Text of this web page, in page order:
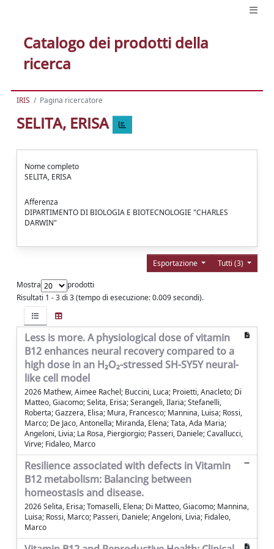
Catalogo dei prodotti della
ricerca
IRIS Pagina ricercatore
SELITA, ERISA
Nome completo
SELITA, ERISA
Afferenza
DIPARTIMENTO DI BIOLOGIA E BIOTECNOLOGIE "CHARLES
DARWIN"
Tutti (3)
Esportazione
Mostra
prodotti
Risultati 1 - 3 di 3 (tempo di esecuzione: 0.009 secondi).
Less is more. A physiological dose of vitamin
B12 enhances neural recovery compared to a
high dose in an H₂O₂-stressed SH-SY5Y neural-
like cell model
2026 Mathew, Aimee Rachel; Buccini, Luca; Proietti, Anacleto; Di
Matteo, Giacomo; Selita, Erisa; Serangeli, Ilaria; Stefanelli,
Roberta; Gazzera, Elisa; Mura, Francesco; Mannina, Luisa; Rossi,
Marco; De Jaco, Antonella; Miranda, Elena; Tata, Ada Maria;
Angeloni, Livia; La Rosa, Piergiorgio; Passeri, Daniele; Cavallucci,
Virve; Fidaleo, Marco
Resilience associated with defects in Vitamin
B12 metabolism: Balancing between
homeostasis and disease.
2026 Selita, Erisa; Tomaselli, Elena; Di Matteo, Giacomo; Mannina,
Luisa; Rossi, Marco; Passeri, Daniele; Angeloni, Livia; Fidaleo,
Marco